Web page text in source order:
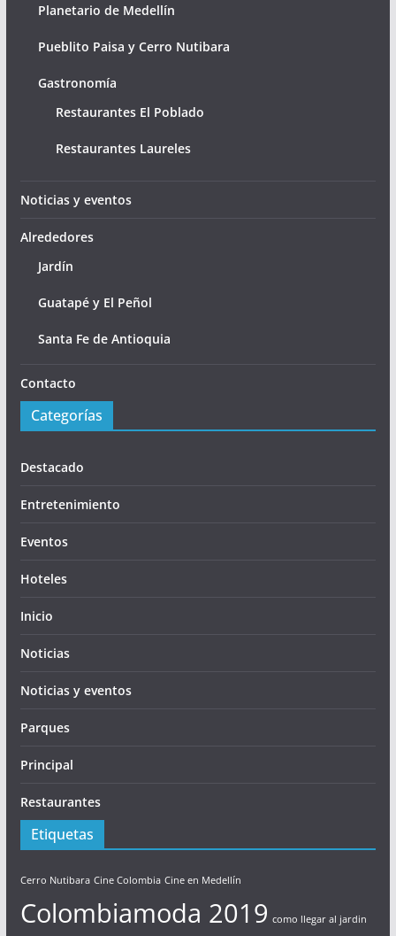
Planetario de Medellín
Pueblito Paisa y Cerro Nutibara
Gastronomía
Restaurantes El Poblado
Restaurantes Laureles
Noticias y eventos
Alrededores
Jardín
Guatapé y El Peñol
Santa Fe de Antioquia
Contacto
Categorías
Destacado
Entretenimiento
Eventos
Hoteles
Inicio
Noticias
Noticias y eventos
Parques
Principal
Restaurantes
Etiquetas
Cerro Nutibara Cine Colombia Cine en Medellín
Colombiamoda 2019 como llegar al jardin